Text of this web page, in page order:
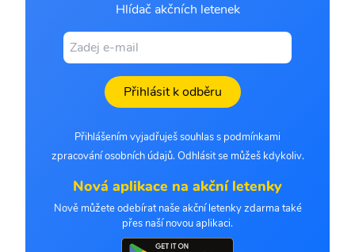
Hlídač akčních letenek
Přihlásit k odběru
Přihlášením vyjadřuješ souhlas s podmínkami
zpracování osobních údajů. Odhlásit se můžeš kdykoliv.
Nová aplikace na akční letenky
Nově můžete odebírat naše akční letenky zdarma také
přes naší novou aplikaci.